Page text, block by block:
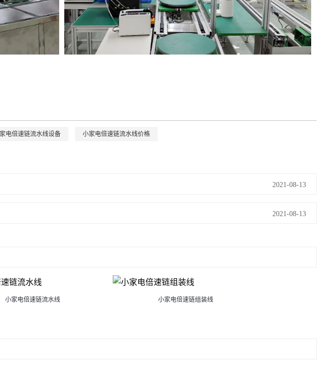
电倍速链流水线设备 小家电倍速链流水线价格
2021-08-13
2021-08-13
小家电倍速链流水线 小家电倍速链组装线